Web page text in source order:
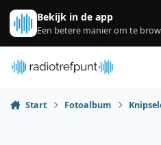
Spring naar bijdragen
Bekijk in de app
Een betere manier om te
Start Fotoalbum